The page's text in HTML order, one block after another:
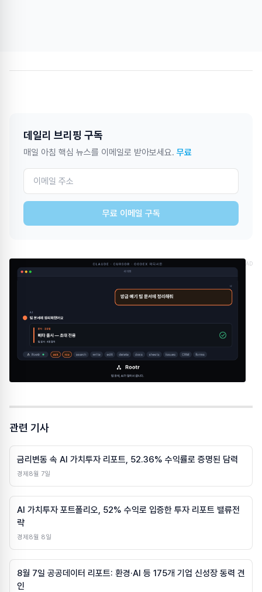
데일리 브리핑 구독
매일 아침 핵심 뉴스를 이메일로 받아보세요. 무료
무료 이메일 구독
AD
관련 기사
금리변동 속 AI 가치투자 리포트, 52.36% 수익률로 증명된 담력
경제8월 7일
AI 가치투자 포트폴리오, 52% 수익로 입증한 투자 리포트 밸류전
략
경제8월 8일
8월 7일 공공데이터 리포트: 환경·AI 등 175개 기업 신성장 동력 견
인